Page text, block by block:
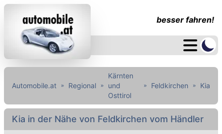
besser fahren!
Automobile.at Regional
Kärnten
und
Osttirol
Feldkirchen Kia
Kia in der Nähe von Feldkirchen vom Händler